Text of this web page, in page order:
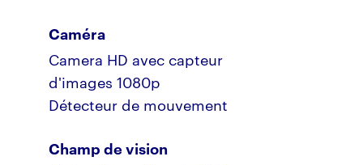
Caméra
Camera HD avec capteur
d'images 1080p
Détecteur de mouvement
Champ de vision